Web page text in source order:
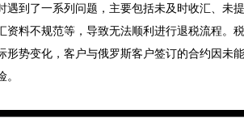
遇到了一系列问题，主要包括未及时收汇、未
资料不规范等，导致无法顺利进行退税流程。
形势变化，客户与俄罗斯客户签订的合约因未
。